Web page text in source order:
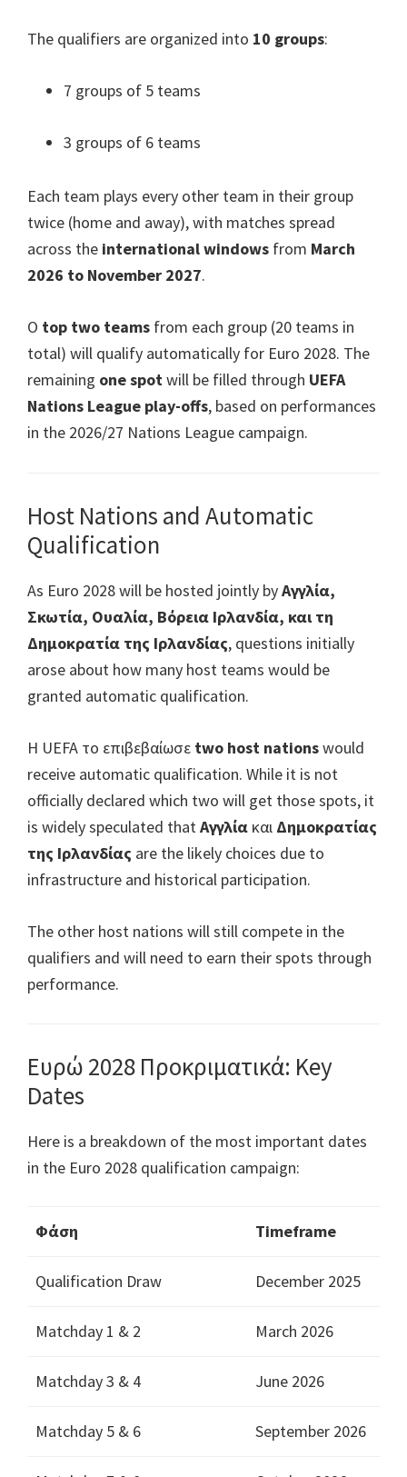
The qualifiers are organized into 10 groups:
7 groups of 5 teams
3 groups of 6 teams
Each team plays every other team in their group
twice (home and away),with matches spread
across the international windows from March
2026 to November 2027.
Ο top two teams from each group (20 teams in
total) will qualify automatically for Euro 2028. The
remaining one spotwill be filled through UEFA
Nations League play-offs, based on performances
in the 2026/27 Nations League campaign.
Host Nations and Automatic
Qualification
As Euro 2028will be hosted jointly byΑγγλία,
Σκωτία, Ουαλία, Βόρεια Ιρλανδία, και τη
Δημοκρατία της Ιρλανδίας, questions initially
arose about how many host teams would be
granted automatic qualification.
Η UEFA το επιβεβαίωσε two host nationswould
receive automatic qualification. While it is not
officially declared which two will get those spots, it
is widely speculated thatΑγγλία και Δημοκρατίας
της Ιρλανδίας are the likely choices due to
infrastructure and historical participation.
The other host nations will still compete in the
qualifiers and will need to earn their spots through
performance.
Ευρώ 2028 Προκριματικά: Key
Dates
Here is a breakdown of the most important dates
in the Euro 2028 qualification campaign:
Φάση Timeframe
Qualification Draw December 2025
Matchday 1 & 2 March 2026
Matchday3 & 4 June 2026
Matchday 5 & 6 September 2026